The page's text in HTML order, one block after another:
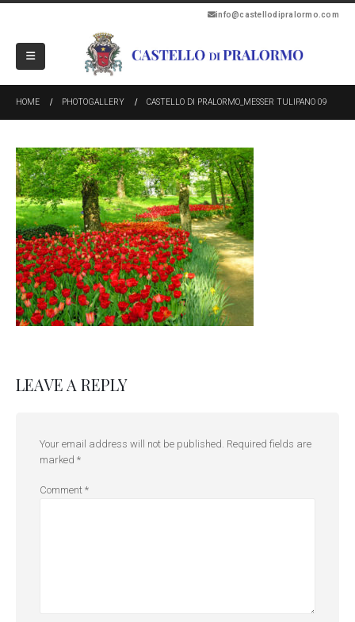
info@castellodipralormo.com
HOME PHOTOGALLERY CASTELLO DI PRALORMO_MESSER TULIPANO 09
LEAVE A REPLY
Your email address will not be published. Required fields are
marked *
Comment *